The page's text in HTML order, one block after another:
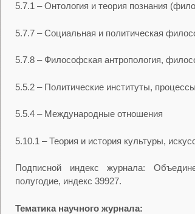
5.7.1 – Онтология и теория познания
5.7.7 – Социальная и политическая
5.7.8 – Философская антропология,
5.5.2 – Политические институты,
5.5.4 – Международные отношения
5.10.1 – Теория и история культуры,
Подписной индекс журнала:
полугодие, индекс 39927.
Тематика научного журнала: